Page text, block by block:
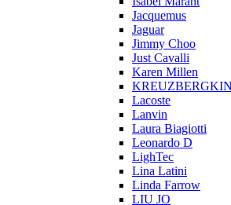
Jacquemus
Jaguar
Jimmy Choo
Just Cavalli
Karen Millen
Lacoste
Lanvin
Laura Biagiotti
Leonardo D
LighTec
Lina Latini
Linda Farrow
LIU JO